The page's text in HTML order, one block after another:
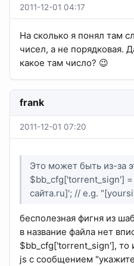
2011-12-01 04:17
На сколько я понял там
чисел, а не порядковая.
какое там число? 😉
frank
2011-12-01 07:20
Это может быть из-за
$bb_cfg['torrent_sign'] =
сайта.ru]'; // e.g.
бесполезная фигня из
в название файла нет
$bb_cfg['torrent_sign'], то
js с сообщением